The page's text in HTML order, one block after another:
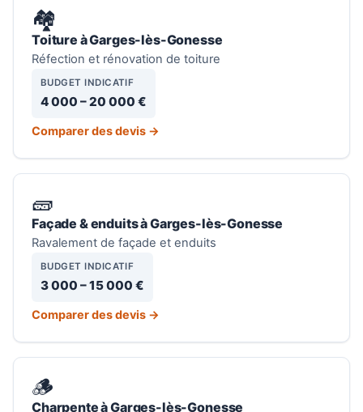
🏘️
Toiture à Garges-lès-Gonesse
Réfection et rénovation de toiture
BUDGET INDICATIF
4 000 – 20 000 €
Comparer des devis →
🧱
Façade & enduits à Garges-lès-Gonesse
Ravalement de façade et enduits
BUDGET INDICATIF
3 000 – 15 000 €
Comparer des devis →
🪵
Charpente à Garges-lès-Gonesse